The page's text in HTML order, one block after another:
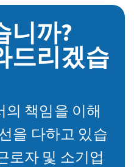
니까?
드리겠습
책임을 이해
을 다하고 있습
로자 및 소기업